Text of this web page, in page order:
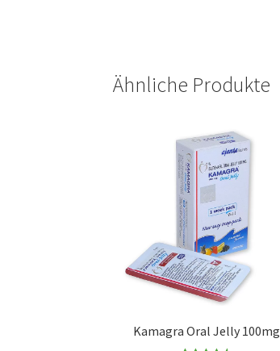
Ähnliche Produkte
Kamagra Oral Jelly 100mg